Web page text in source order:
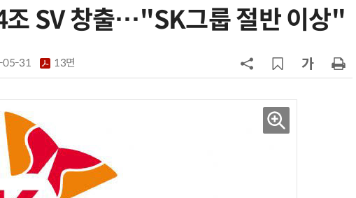
조 SV 창출…"SK그룹 절반 이상"
05-31 13면
6
[테크데이, 빛으로 通한다]<2>오이
화…'실리콘 포토닉스·CPO 집중 공
“AI, 빛으로 通한다”…25일 전자신
이 개최
AMD, 데이터센터 매출 2배 급증…2
분기 사상 최대 매출